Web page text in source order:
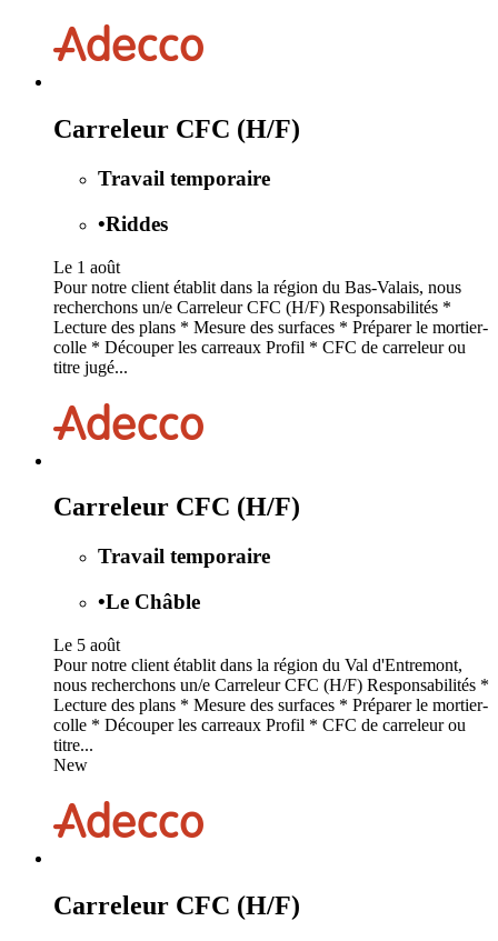
Carreleur CFC (H/F)
Travail temporaire
•Riddes
Le 1 août
Pour notre client établit dans la région du Bas-Valais, nous
recherchons un/e Carreleur CFC (H/F) Responsabilités *
Lecture des plans * Mesure des surfaces * Préparer le mortier-
colle * Découper les carreaux Profil * CFC de carreleur ou
titre jugé...
Carreleur CFC (H/F)
Travail temporaire
•Le Châble
Le 5 août
Pour notre client établit dans la région du Val d'Entremont,
nous recherchons un/e Carreleur CFC (H/F) Responsabilités *
Lecture des plans * Mesure des surfaces * Préparer le mortier-
colle * Découper les carreaux Profil * CFC de carreleur ou
titre...
New
Carreleur CFC (H/F)